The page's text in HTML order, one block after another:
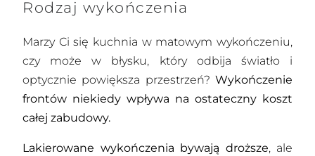
Rodzaj wykończenia
Marzy Ci się kuchnia w matowym wykończeniu,
czy może w błysku, który odbija światło i
optycznie powiększa przestrzeń? Wykończenie
frontów niekiedy wpływa na ostateczny koszt
całej zabudowy.
Lakierowane wykończenia bywają droższe, ale